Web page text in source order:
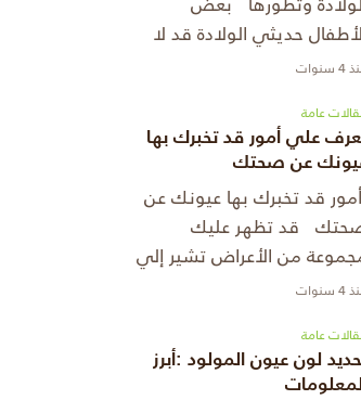
حديثي الولادة قد لا
من فتح أعينهم وذلك
من خلال الاستعانة من
عي ...
عامة
علي أمور قد تخبرك بها
عن صحتك
أمور قد تخبرك بها عيونك عن
قد تظهر عليك
من الأعراض تشير إلي
بمشاكل صحية، إليك
صحتك في ما يأتي: 1. الرؤية
...
عامة
لون عيون المولود :أبرز